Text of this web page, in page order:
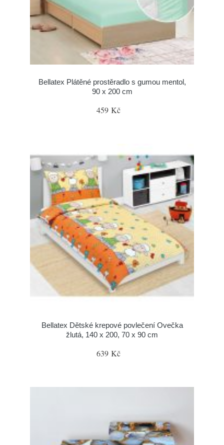
Bellatex Plátěné prostěradlo s gumou mentol,
90 x 200 cm
459 Kč
Bellatex Dětské krepové povlečení Ovečka
žlutá, 140 x 200, 70 x 90 cm
639 Kč